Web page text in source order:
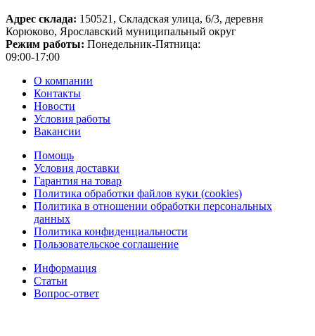
Адрес склада: 150521, Складская улица, 6/3, деревня
Корюково, Ярославский муниципальный округ
Режим работы: Понедельник-Пятница:
09:00-17:00
О компании
Контакты
Новости
Условия работы
Вакансии
Помощь
Условия доставки
Гарантия на товар
Политика обработки файлов куки (cookies)
Политика в отношении обработки персональных
данных
Политика конфиденциальности
Пользовательское соглашение
Информация
Статьи
Вопрос-ответ